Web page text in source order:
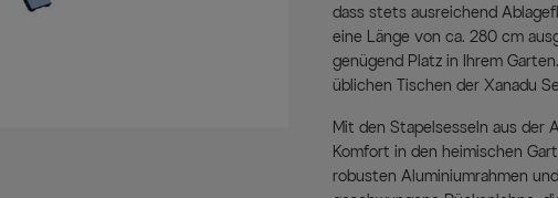
dass stets ausreichend
eine Länge von ca. 280 cm
genügend Platz in Ihrem
üblichen Tischen der Xanadu
Mit den Stapelsesseln aus der
Komfort in den heimischen
robusten Aluminiumrahmen